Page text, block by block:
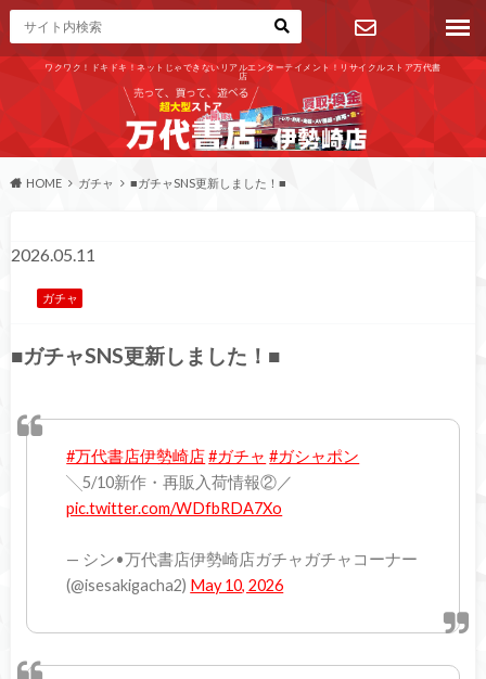
ワクワク！ドキドキ！ネットじゃできないリアルエンターテイメント！リサイクルストア万代書
店
お問い合わ
せ
HOME ガチャ ■ガチャSNS更新しました！■
2026.05.11
ガチャ
■ガチャSNS更新しました！■
#万代書店伊勢崎店#ガチャ #ガシャポン
╲5/10新作・再販入荷情報②／
pic.twitter.com/WDfbRDA7Xo
— シン•万代書店伊勢崎店ガチャガチャコーナー
(@isesakigacha2) May 10, 2026